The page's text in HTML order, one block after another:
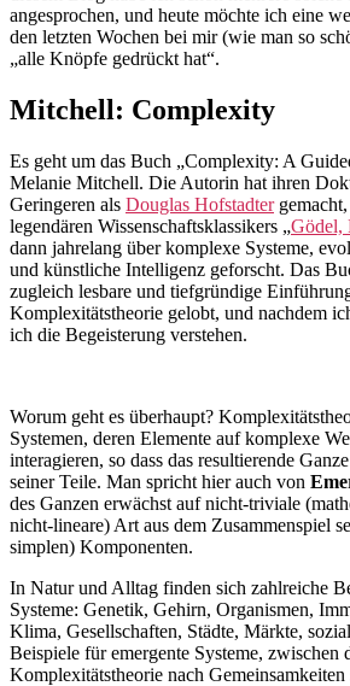
angesprochen, und heute möchte ich eine
den letzten Wochen bei mir (wie man so
„alle Knöpfe gedrückt hat“.
Mitchell: Complexity
Es geht um das Buch „Complexity: A
Melanie Mitchell. Die Autorin hat ihren
Geringeren als Douglas Hofstadter
legendären Wissenschaftsklassikers „Gödel,
dann jahrelang über komplexe Systeme,
und künstliche Intelligenz geforscht. Das
zugleich lesbare und tiefgründige
Komplexitätstheorie gelobt, und nachdem
ich die Begeisterung verstehen.
Worum geht es überhaupt?
Systemen, deren Elemente auf komplexe
interagieren, so dass das resultierende
seiner Teile. Man spricht hier auch von
des Ganzen erwächst auf nicht-triviale
nicht-lineare) Art aus dem Zusammenspiel
simplen) Komponenten.
In Natur und Alltag finden sich zahlreiche
Systeme: Genetik, Gehirn, Organismen,
Klima, Gesellschaften, Städte, Märkte,
Beispiele für emergente Systeme, zwischen
Komplexitätstheorie nach Gemeinsamkeiten